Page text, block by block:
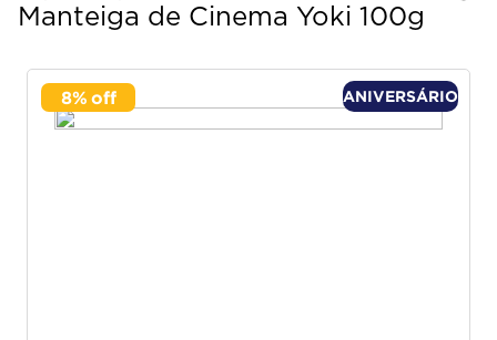
Manteiga de Cinema Yoki 100g
ANIVERSÁRIO
8%